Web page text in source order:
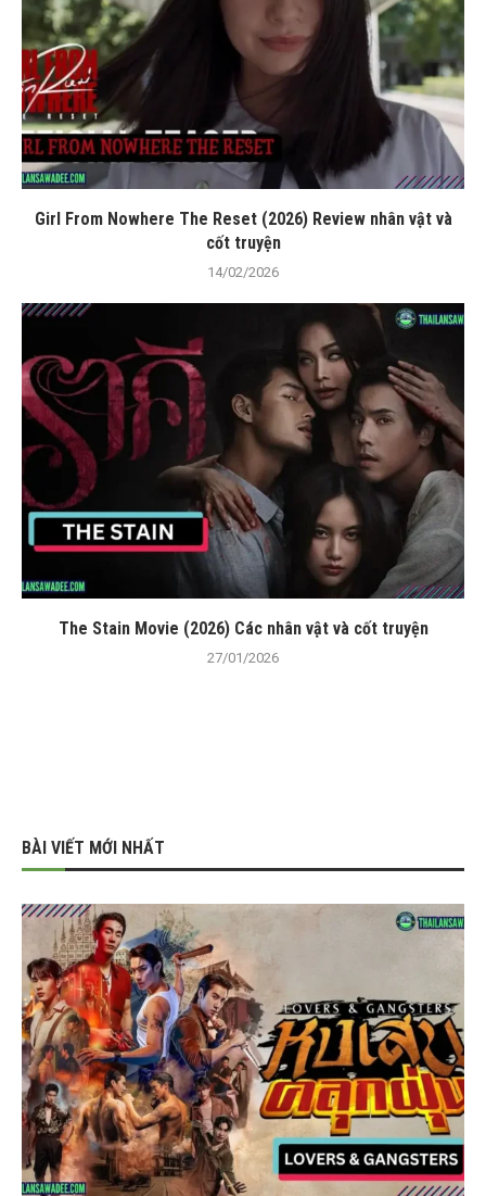
Girl From Nowhere The Reset (2026) Review nhân vật và
cốt truyện
14/02/2026
The Stain Movie (2026) Các nhân vật và cốt truyện
27/01/2026
BÀI VIẾT MỚI NHẤT